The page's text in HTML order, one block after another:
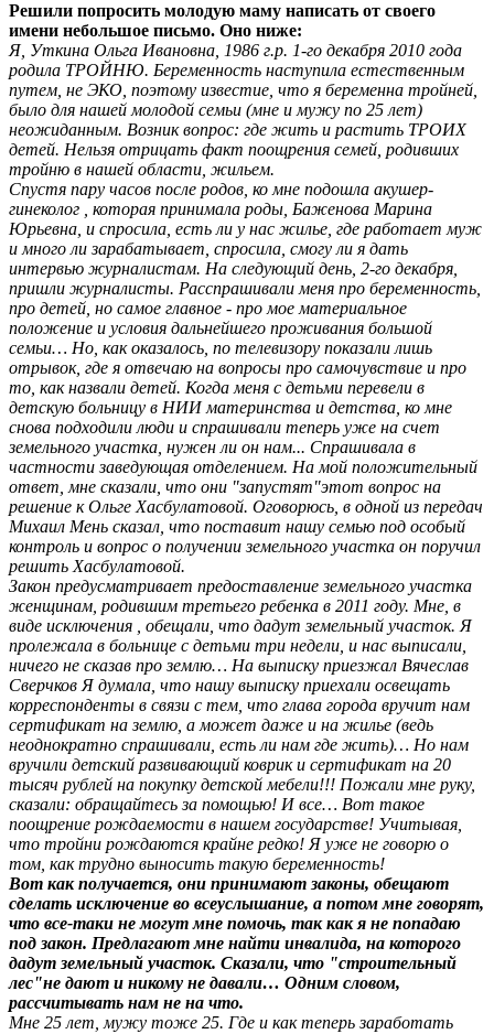
Решили попросить молодую маму написать от своего
имени небольшое письмо. Оно ниже:
Я, Уткина Ольга Ивановна, 1986 г.р. 1-го декабря 2010 года
родила ТРОЙНЮ. Беременность наступила естественным
путем, не ЭКО, поэтому известие, что я беременна тройней,
было для нашей молодой семьи (мне и мужу по 25 лет)
неожиданным. Возник вопрос: где жить и растить ТРОИХ
детей. Нельзя отрицать факт поощрения семей, родивших
тройню в нашей области, жильем.
Спустя пару часов после родов, ко мне подошла акушер-
гинеколог , которая принимала роды, Баженова Марина
Юрьевна, и спросила, есть ли у нас жилье, где работает муж
и много ли зарабатывает, спросила, смогу ли я дать
интервью журналистам. На следующий день, 2-го декабря,
пришли журналисты. Расспрашивали меня про беременность,
про детей, но самое главное - про мое материальное
положение и условия дальнейшего проживания большой
семьи… Но, как оказалось, по телевизору показали лишь
отрывок, где я отвечаю на вопросы про самочувствие и про
то, как назвали детей. Когда меня с детьми перевели в
детскую больницу в НИИ материнства и детства, ко мне
снова подходили люди и спрашивали теперь уже на счет
земельного участка, нужен ли он нам... Спрашивала в
частности заведующая отделением. На мой положительный
ответ, мне сказали, что они "запустят"этот вопрос на
решение к Ольге Хасбулатовой. Оговорюсь, в одной из передач
Михаил Мень сказал, что поставит нашу семью под особый
контроль и вопрос о получении земельного участка он поручил
решить Хасбулатовой.
Закон предусматривает предоставление земельного участка
женщинам, родившим третьего ребенка в 2011 году. Мне, в
виде исключения , обещали, что дадут земельный участок. Я
пролежала в больнице с детьми три недели, и нас выписали,
ничего не сказав про землю… На выписку приезжал Вячеслав
Сверчков Я думала, что нашу выписку приехали освещать
корреспонденты в связи с тем, что глава города вручит нам
сертификат на землю, а может даже и на жилье (ведь
неоднократно спрашивали, есть ли нам где жить)… Но нам
вручили детский развивающий коврик и сертификат на 20
тысяч рублей на покупку детской мебели!!! Пожали мне руку,
сказали: обращайтесь за помощью! И все… Вот такое
поощрение рождаемости в нашем государстве! Учитывая,
что тройни рождаются крайне редко! Я уже не говорю о
том, как трудно выносить такую беременность!
Вот как получается, они принимают законы, обещают
сделать исключение во всеуслышание, а потом мне говорят,
что все-таки не могут мне помочь, так как я не попадаю
под закон. Предлагают мне найти инвалида, на которого
дадут земельный участок. Сказали, что "строительный
лес"не дают и никому не давали… Одним словом,
рассчитывать нам не на что.
Мне 25 лет, мужу тоже 25. Где и как теперь заработать